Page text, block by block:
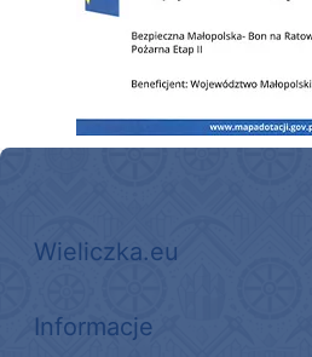
Wieliczka.eu
Informacje